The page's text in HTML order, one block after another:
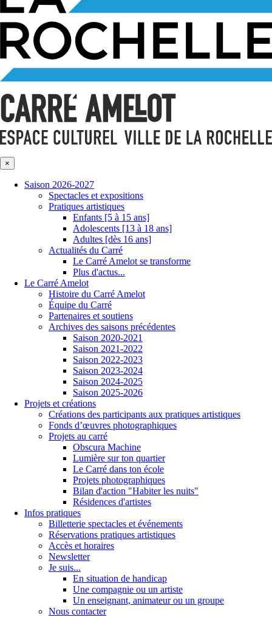
×
Saison 2026-2027
Spectacles et expositions
Pratiques artistiques
Enfants [5 à 15 ans]
Adolescents [13 à 18 ans]
Adultes [dès 16 ans]
Actualités du Carré
Le Carré Amelot se transforme
Plus d'actus...
Le Carré Amelot
Histoire du Carré Amelot
Équipe du Carré
Partenaires et soutiens
Archives des saisons précédentes
Saison 2020-2021
Saison 2021-2022
Saison 2022-2023
Saison 2023-2024
Saison 2024-2025
Saison 2025-2026
Projets et créations
Créations des participants aux pratiques artistiques
Fonds d’œuvres photographiques
Projets au carré
Obscura Machine
Lumière sur ton quartier
Le Carré dans ton école
Projets photographiques
Bilan d'action "Habiter les nuits"
Résidences d'artistes
Infos pratiques
Billetterie spectacles et événements
Réservations pratiques artistiques
Accès et horaires
Newsletter
Je suis...
En situation de handicap
Une compagnie ou un artiste
Un enseignant, animateur ou un groupe
Nous contacter